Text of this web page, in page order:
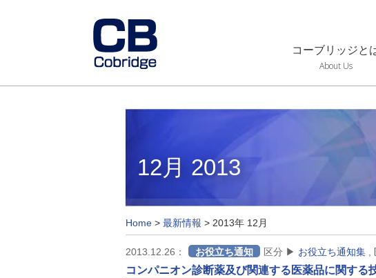
コーブリッジと
About Us
12月 2013
Home > 最新情報 > 2013年 12月
2013.12.26： お役立ち通知 区分 ▶ お役立ち通知集
コンパニオン診断薬及び関連する医薬品に関する